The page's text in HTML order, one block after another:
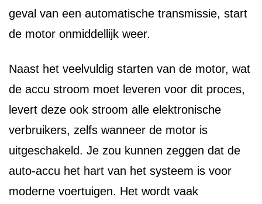
geval van een automatische transmissie, start
de motor onmiddellijk weer.
Naast het veelvuldig starten van de motor, wat
de accu stroom moet leveren voor dit proces,
levert deze ook stroom alle elektronische
verbruikers, zelfs wanneer de motor is
uitgeschakeld. Je zou kunnen zeggen dat de
auto-accu het hart van het systeem is voor
moderne voertuigen. Het wordt vaak